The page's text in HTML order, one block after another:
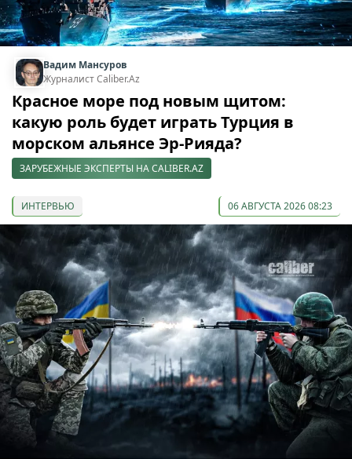
Вадим Мансуров
Журналист Caliber.Az
Красное море под новым щитом:
какую роль будет играть Турция в
морском альянсе Эр-Рияда?
ЗАРУБЕЖНЫЕ ЭКСПЕРТЫ НА CALIBER.AZ
ИНТЕРВЬЮ 06 АВГУСТА 2026 08:23